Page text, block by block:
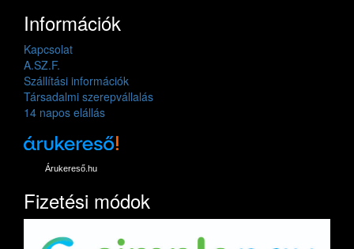
Információk
Kapcsolat
A.SZ.F.
Szállítási információk
Társadalmi szerepvállalás
14 napos elállás
Árukereső.hu
Fizetési módok